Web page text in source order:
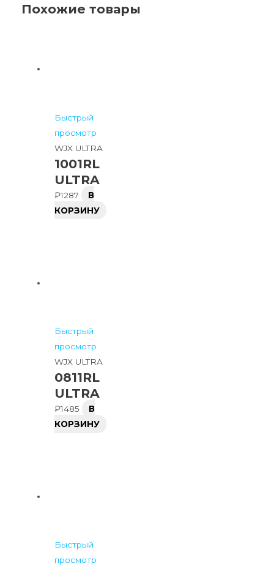
Похожие товары
Быстрый
просмотр
WJX ULTRA
1001RL
ULTRA
₽1287
В
КОРЗИНУ
Быстрый
просмотр
WJX ULTRA
0811RL
ULTRA
₽1485
В
КОРЗИНУ
Быстрый
просмотр